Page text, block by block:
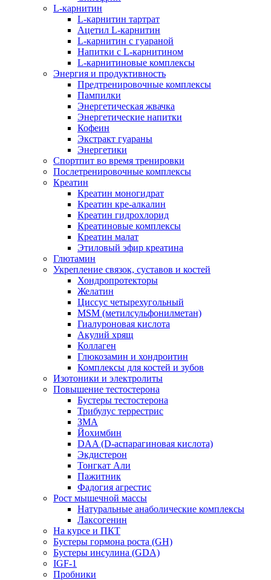
L-карнитин
L-карнитин тартрат
Ацетил L-карнитин
L-карнитин с гуараной
Напитки c L-карнитином
L-карнитиновые комплексы
Энергия и продуктивность
Предтренировочные комплексы
Пампилки
Энергетическая жвачка
Энергетические напитки
Кофеин
Экстракт гуараны
Энергетики
Спортпит во время тренировки
Послетренировочные комплексы
Креатин
Креатин моногидрат
Креатин кре-алкалин
Креатин гидрохлорид
Креатиновые комплексы
Креатин малат
Этиловый эфир креатина
Глютамин
Укрепление связок, суставов и костей
Хондропротекторы
Желатин
Циссус четырехугольный
MSM (метилсульфонилметан)
Гиалуроновая кислота
Акулий хрящ
Коллаген
Глюкозамин и хондроитин
Комплексы для костей и зубов
Изотоники и электролиты
Повышение тестостерона
Бустеры тестостерона
Трибулус террестрис
ЗМА
Йохимбин
DAA (D-аспарагиновая кислота)
Экдистерон
Тонгкат Али
Пажитник
Фадогия агрестис
Рост мышечной массы
Натуральные анаболические комплексы
Лаксогенин
На курсе и ПКТ
Бустеры гормона роста (GH)
Бустеры инсулина (GDA)
IGF-1
Пробники